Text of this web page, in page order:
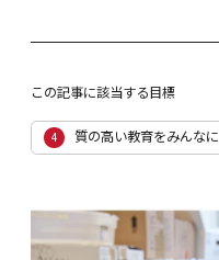
この記事に該当する目標
4 質の高い教育をみんなに